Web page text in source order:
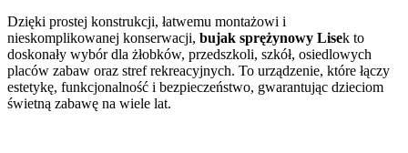
Dzięki prostej konstrukcji, łatwemu montażowi i
nieskomplikowanej konserwacji, bujak sprężynowy Lisek to
doskonały wybór dla żłobków, przedszkoli, szkół, osiedlowych
placów zabaw oraz stref rekreacyjnych. To urządzenie, które łączy
estetykę, funkcjonalność i bezpieczeństwo, gwarantując dzieciom
świetną zabawę na wiele lat.